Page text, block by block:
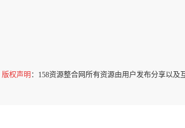
版权声明 ：158资源整合网所有资源由用户发布分享以